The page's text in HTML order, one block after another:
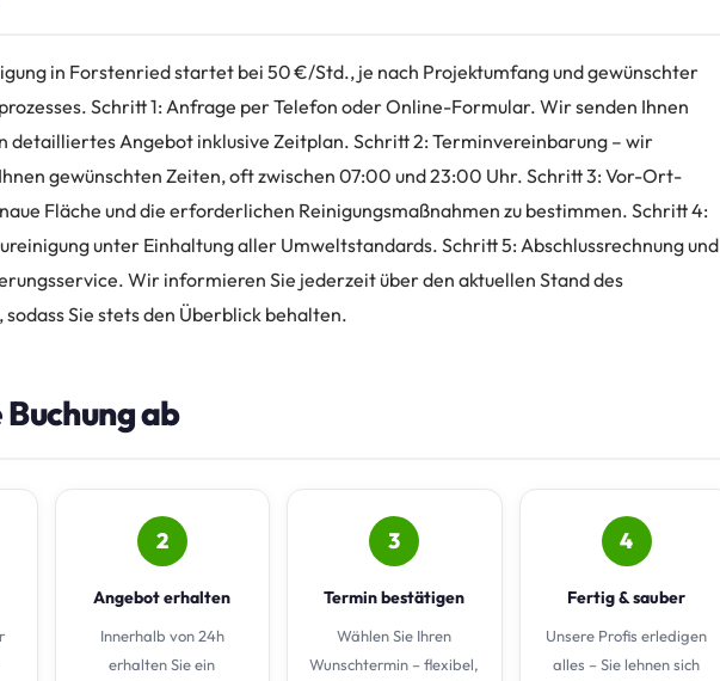
in Forstenried startet bei 50 €/Std., je nach Projektumfang und gewünschter
Schritt 1: Anfrage per Telefon oder Online-Formular. Wir senden Ihnen
detailliertes Angebot inklusive Zeitplan. Schritt 2: Terminvereinbarung – wir
gewünschten Zeiten, oft zwischen 07:00 und 23:00 Uhr. Schritt 3: Vor-Ort-
Fläche und die erforderlichen Reinigungsmaßnahmen zu bestimmen. Schritt 4:
unter Einhaltung aller Umweltstandards. Schritt 5: Abschlussrechnung und
Wir informieren Sie jederzeit über den aktuellen Stand des
sodass Sie stets den Überblick behalten.
ab
2
Angebot erhalten
Innerhalb von 24h
erhalten Sie ein
3
Termin bestätigen
Wählen Sie Ihren
Wunschtermin – flexibel,
4
Fertig & sauber
Unsere Profis erledigen
alles – Sie lehnen sich